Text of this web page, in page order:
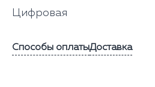
Цифровая
Способы оплатыДоставка